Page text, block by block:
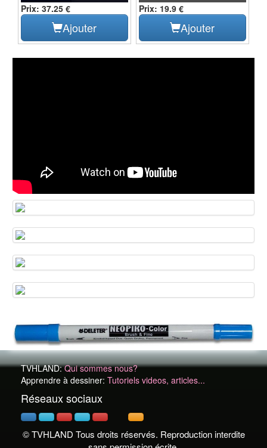
Prix: 37.25 €
Ajouter
Prix: 19.9 €
Ajouter
TVHLAND:Qui sommes nous?
Apprendre à dessiner: Tutoriels videos, articles...
Réseaux sociaux
© TVHLAND Tous droits réservés. Reproduction interdite